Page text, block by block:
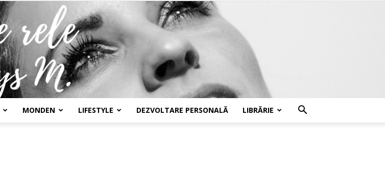
MONDEN LIFESTYLE DEZVOLTARE PERSONALĂ LIBRĂRIE